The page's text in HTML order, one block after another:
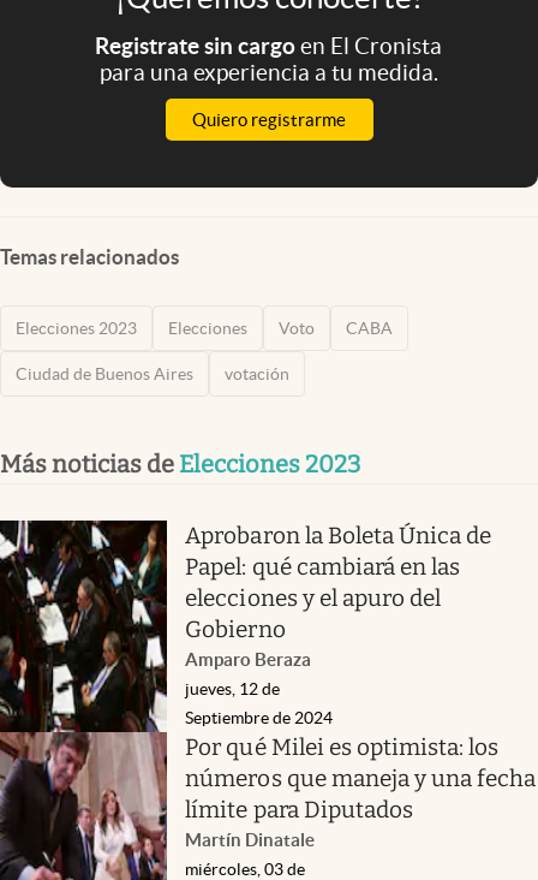
Registrate sin cargoen El Cronista
para una experiencia a tu medida.
Quiero registrarme
Temas relacionados
Elecciones 2023 Elecciones Voto CABA
Ciudad de Buenos Aires votación
Más noticias de Elecciones 2023
Aprobaron la Boleta Única de
Papel: qué cambiará en las
elecciones y el apuro del
Gobierno
Amparo Beraza
jueves, 12 de
Septiembre de 2024
Por qué Milei es optimista: los
números que maneja y una fecha
límite para Diputados
Martín Dinatale
miércoles, 03 de